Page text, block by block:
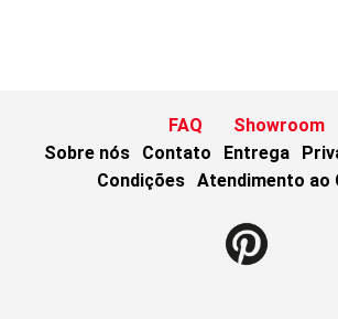
FAQ
Showroom
Sobre nós
Contato Entrega
Condições
Atendimento ao